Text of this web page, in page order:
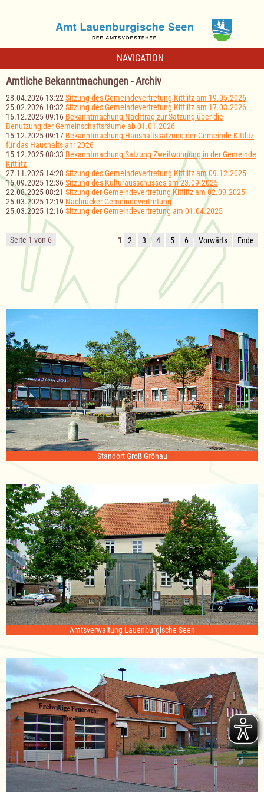
NAVIGATION
Amtliche Bekanntmachungen - Archiv
28.04.2026 13:22 Sitzung des Gemeindevertretung Kittlitz am 19.05.2026
25.02.2026 10:32 Sitzung des Gemeindevertretung Kittlitz am 17.03.2026
16.12.2025 09:16 Bekanntmachung Nachtrag zur Satzung über die
Benutzung der Gemeinschaftsräume ab 01.01.2026
15.12.2025 09:17 Bekanntmachung Haushaltssatzung der Gemeinde Kittlitz
für das Haushaltsjahr 2026
15.12.2025 08:33 Bekanntmachung Satzung Zweitwohnung in der Gemeinde
Kittlitz
27.11.2025 14:28 Sitzung des Gemeindevertretung Kittlitz am 09.12.2025
15.09.2025 12:36Sitzung des Kulturausschusses am 23.09.2025
22.08.2025 08:21 Sitzung der Gemeindevertretung Kittlitz am 02.09.2025
25.03.2025 12:19 Nachrücker Gemeindevertretung
25.03.2025 12:16Sitzung der Gemeindevertretung am 01.04.2025
Seite 1 von 6 1 2 3 4 5 6 Vorwärts Ende
Standort Groß Grönau
Amtsverwaltung Lauenburgische Seen